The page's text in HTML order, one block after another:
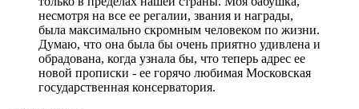
несмотря на все ее регалии, звания и награды,
была максимально скромным человеком по жизни.
Думаю, что она была бы очень приятно удивлена и
обрадована, когда узнала бы, что теперь адрес ее
новой прописки - ее горячо любимая Московская
государственная консерватория.